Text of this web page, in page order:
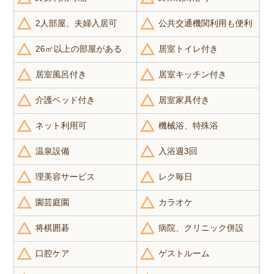
2人部屋、夫婦入居可 公共交通機関利用も便利
26㎡以上の部屋がある 居室トイレ付き
居室風呂付き 居室キッチン付き
介護ベッド付き 居室家具付き
ネット利用可 機械浴、特殊浴
温泉設備 入浴週3回
理美容サービス レク毎日
園芸庭園 カラオケ
将棋囲碁 病院、クリニック併設
口腔ケア ゲストルーム